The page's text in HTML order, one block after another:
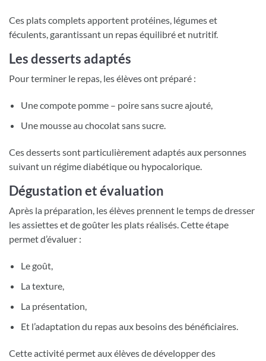
Ces plats complets apportent protéines, légumes et
féculents, garantissant un repas équilibré et nutritif.
Les desserts adaptés
Pour terminer le repas, les élèves ont préparé :
Une compote pomme – poire sans sucre ajouté,
Une mousse au chocolat sans sucre.
Ces desserts sont particulièrement adaptés aux personnes
suivant un régime diabétique ou hypocalorique.
Dégustation et évaluation
Après la préparation, les élèves prennent le temps de dresser
les assiettes et de goûter les plats réalisés. Cette étape
permet d’évaluer :
Le goût,
La texture,
La présentation,
Et l’adaptation du repas aux besoins des bénéficiaires.
Cette activité permet aux élèves de développer des